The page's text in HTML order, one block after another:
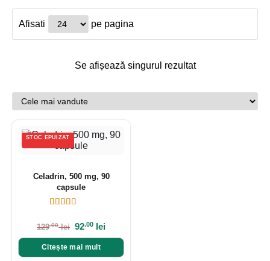
Afisati pe pagina
Se afișează singurul rezultat
STOC EPUIZAT
Celadrin, 500 mg, 90
capsule
129.00 lei 92.00 lei
Citește mai mult